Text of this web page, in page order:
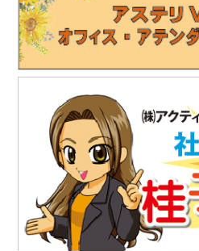
「株式会社テイコク」様のお知らせ
独立行政法人水資源機構木曽川上
表彰と優秀技術者表彰を授与されま
https://www.teikoku-eng.co.jp/notice/
2025.7.18
独立行政法人水資源機構利根川下
と優秀技術者表彰を授与されました
https://www.teikoku-eng.co.jp/
2025.7.18
「株式会社テイコク」様のお知らせ
愛知県内の中学生向けお仕事ブッ
されました。
https://www.teikoku-eng.co.jp/
2025.6.27